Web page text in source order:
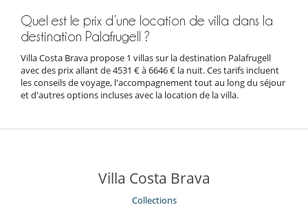
Quel est le prix d’une location de villa dans la
destination Palafrugell ?
Villa Costa Brava propose 1 villas sur la destination Palafrugell
avec des prix allant de 4531 € à 6646 € la nuit. Ces tarifs incluent
les conseils de voyage, l'accompagnement tout au long du séjour
et d'autres options incluses avec la location de la villa.
Villa Costa Brava
Collections